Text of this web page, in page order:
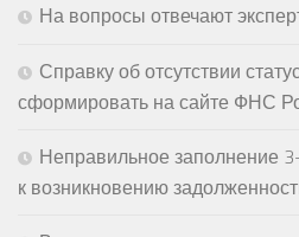
На вопросы отвечают
Справку об отсутствии
сформировать на сайте ФНС
Неправильное заполнение
к возникновению